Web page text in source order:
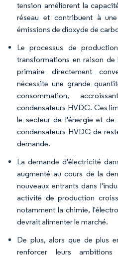
tension améliorent la
réseau et contribuent à
émissions de dioxyde de
Le processus de
transformations en raison
primaire directement
nécessite une grande
consommation,
condensateurs HVDC. Ces
le secteur de l'énergie et
condensateurs HVDC de
demande.
La demande d'électricité
augmenté au cours de la
nouveaux entrants dans
activité de production
notamment la chimie,
devrait alimenter le marché.
De plus, alors que de plus
renforcer leurs